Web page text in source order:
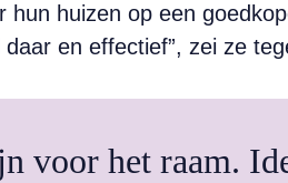
huizen op een
en effectief”, zei ze
voor het raam.